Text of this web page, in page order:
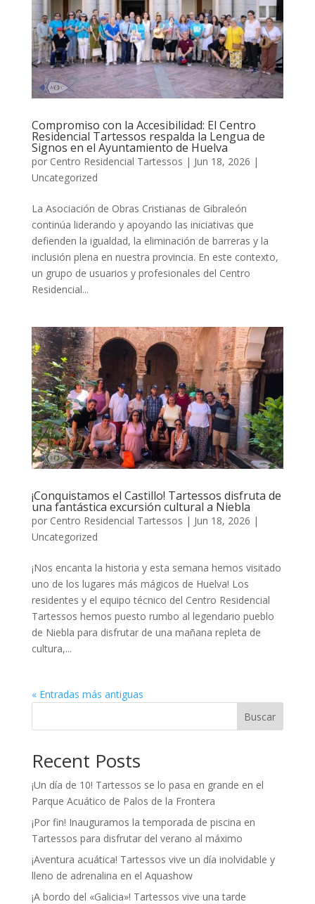
Compromiso con la Accesibilidad: El Centro
Residencial Tartessos respalda la Lengua de
Signos en el Ayuntamiento de Huelva
por Centro Residencial Tartessos | Jun 18, 2026 |
Uncategorized
La Asociación de Obras Cristianas de Gibraleón
continúa liderando y apoyando las iniciativas que
defienden la igualdad, la eliminación de barreras y la
inclusión plena en nuestra provincia. En este contexto,
un grupo de usuarios y profesionales del Centro
Residencial...
¡Conquistamos el Castillo! Tartessos disfruta de
una fantástica excursión cultural a Niebla
por Centro Residencial Tartessos | Jun 18, 2026 |
Uncategorized
¡Nos encanta la historia y esta semana hemos visitado
uno de los lugares más mágicos de Huelva! Los
residentes y el equipo técnico del Centro Residencial
Tartessos hemos puesto rumbo al legendario pueblo
de Niebla para disfrutar de una mañana repleta de
cultura,...
« Entradas más antiguas
Buscar
Recent Posts
¡Un día de 10! Tartessos se lo pasa en grande en el
Parque Acuático de Palos de la Frontera
¡Por fin! Inauguramos la temporada de piscina en
Tartessos para disfrutar del verano al máximo
¡Aventura acuática! Tartessos vive un día inolvidable y
lleno de adrenalina en el Aquashow
¡A bordo del «Galicia»! Tartessos vive una tarde